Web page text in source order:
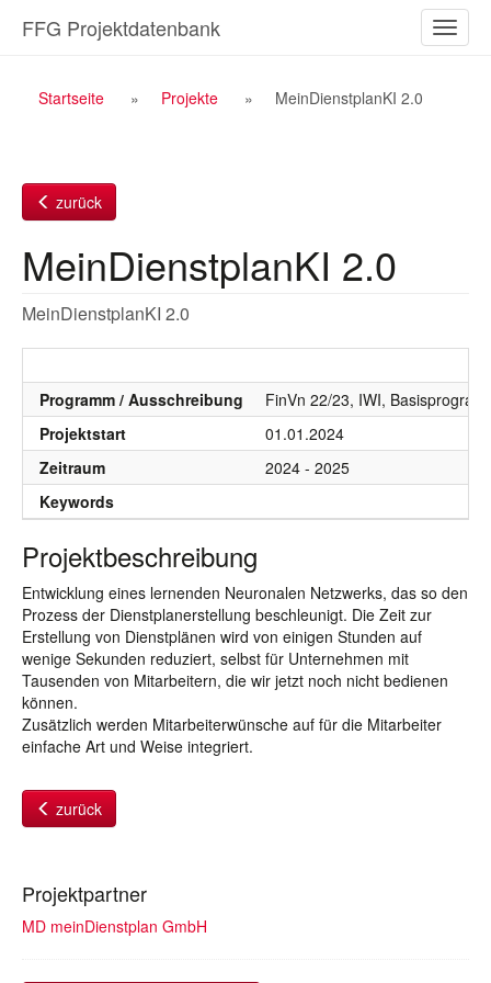
Inhalt
ein-/
FFG Projektdatenbank
Breadcrumb
Startseite Projekte MeinDienstplanKI 2.0
zurück
MeinDienstplanKI 2.0
MeinDienstplanKI 2.0
Programm / Ausschreibung
FinVn 22/23, IWI,
Projektstart
01.01.2024
Zeitraum
2024 - 2025
Keywords
Projektbeschreibung
Entwicklung eines lernenden Neuronalen Netzwerks, das so den
Prozess der Dienstplanerstellung beschleunigt. Die Zeit zur
Erstellung von Dienstplänen wird von einigen Stunden auf
wenige Sekunden reduziert, selbst für Unternehmen mit
Tausenden von Mitarbeitern, die wir jetzt noch nicht bedienen
können.
Zusätzlich werden Mitarbeiterwünsche auf für die Mitarbeiter
einfache Art und Weise integriert.
zurück
Projektpartner
MD meinDienstplan GmbH